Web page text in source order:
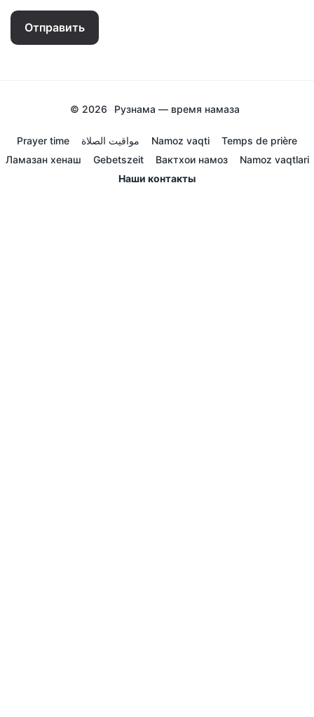
Отправить
© 2026 Рузнама — время намаза
Prayer time مواقيت الصلاة Namoz vaqti
Temps de prière
Ламазан хенаш
Gebetszeit Вактхои намоз
Namoz vaqtlari
Наши контакты